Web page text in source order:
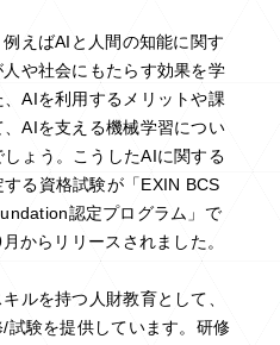
えばAIと人間の知能に関す
や社会にもたらす効果を学
AIを利用するメリットや課
AIを支える機械学習につい
ょう。こうしたAIに関する
る資格試験が「EXIN BCS
認定プログラム」で
からリリースされました。
ルを持つ人財教育として、
試験を提供しています。研修